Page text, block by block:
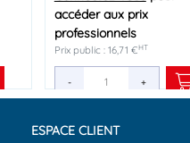
accéder aux prix
professionnels
Prix public : 16,71 €HT
- +
accéder aux prix
professionnels
Prix public : 43,29 €HT
- +
ESPACE CLIENT